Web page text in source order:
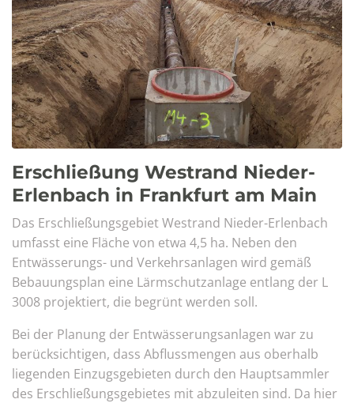
Erschließung Westrand Nieder-
Erlenbach in Frankfurt am Main
Das Erschließungsgebiet Westrand Nieder-Erlenbach
umfasst eine Fläche von etwa 4,5 ha. Neben den
Entwässerungs- und Verkehrsanlagen wird gemäß
Bebauungsplan eine Lärmschutzanlage entlang der L
3008 projektiert, die begrünt werden soll.
Bei der Planung der Entwässerungsanlagen war zu
berücksichtigen, dass Abflussmengen aus oberhalb
liegenden Einzugsgebieten durch den Hauptsammler
des Erschließungsgebietes mit abzuleiten sind. Da hier